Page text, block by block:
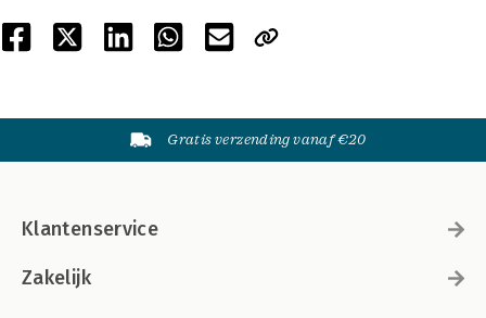
Gratis verzending vanaf €20
Klantenservice
Zakelijk